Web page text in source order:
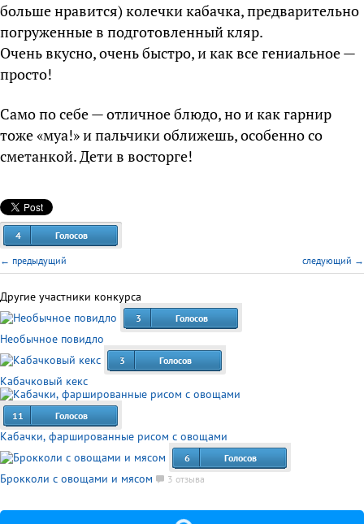
больше нравится) колечки кабачка, предварительно
погруженные в подготовленный кляр.
Очень вкусно, очень быстро, и как все гениальное —
просто!
Само по себе — отличное блюдо, но и как гарнир
тоже «муа!» и пальчики оближешь, особенно со
сметанкой. Дети в восторге!
4 Голосов
← предыдущий следующий →
Другие участники конкурса
3 Голосов
Необычное повидло
3 Голосов
Кабачковый кекс
11 Голосов
Кабачки, фаршированные рисом с овощами
6 Голосов
Брокколи с овощами и мясом 3 отзыва